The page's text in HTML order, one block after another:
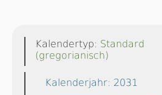
Kalendertyp: Standard
(gregorianisch)
Kalenderjahr: 2031